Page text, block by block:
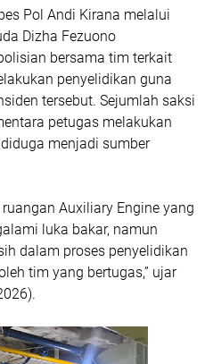
Pol Andi Kirana melalui
Dizha Fezuono
bersama tim terkait
penyelidikan guna
tersebut. Sejumlah saksi
petugas melakukan
menjadi sumber
Auxiliary Engine yang
luka bakar, namun
dalam proses penyelidikan
tim yang bertugas,” ujar